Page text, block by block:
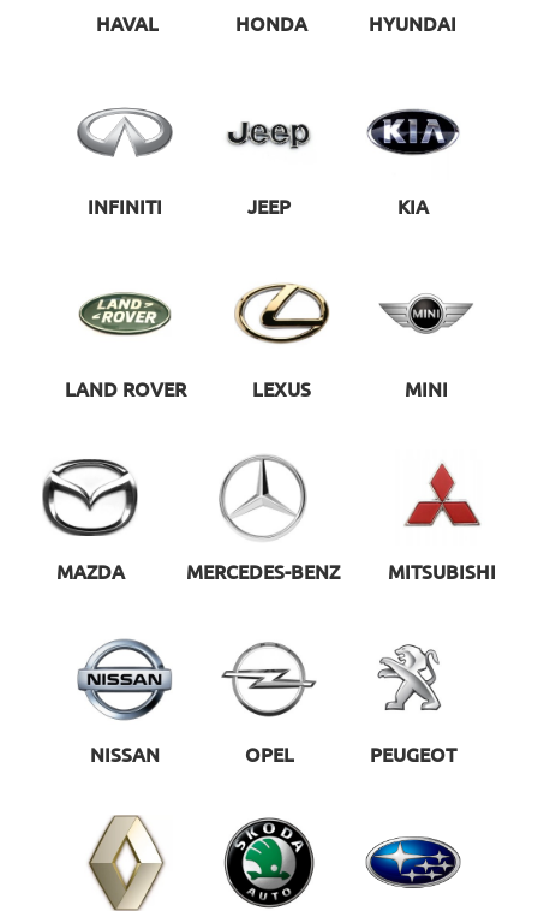
HAVAL HONDA HYUNDAI
INFINITI JEEP KIA
LAND ROVER LEXUS MINI
MAZDA MERCEDES-BENZ MITSUBISHI
NISSAN OPEL PEUGEOT